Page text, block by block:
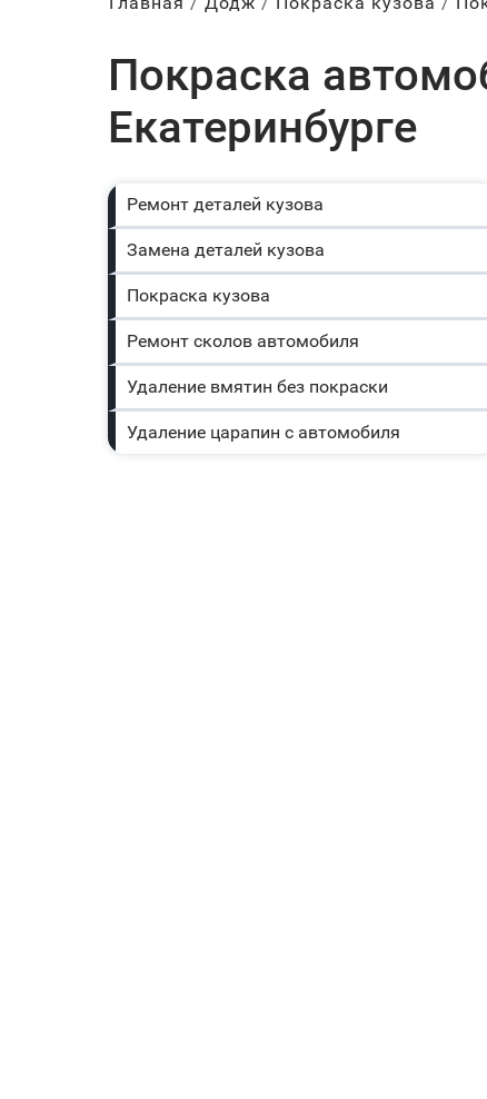
Покраска
Екатеринбурге
Ремонт деталей кузова
Замена деталей кузова
Покраска кузова
Ремонт сколов автомобиля
Удаление вмятин без покраски
Удаление царапин с автомобиля